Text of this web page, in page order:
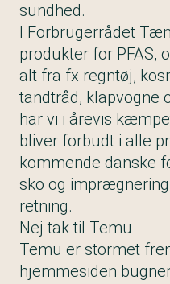
sundhed.
I Forbrugerrådet
produkter for PFAS,
alt fra fx regntøj,
tandtråd, klapvogne
har vi i årevis
bliver forbudt i alle
kommende danske
sko og
retning.
Nej tak til Temu
Temu er stormet
hjemmesiden